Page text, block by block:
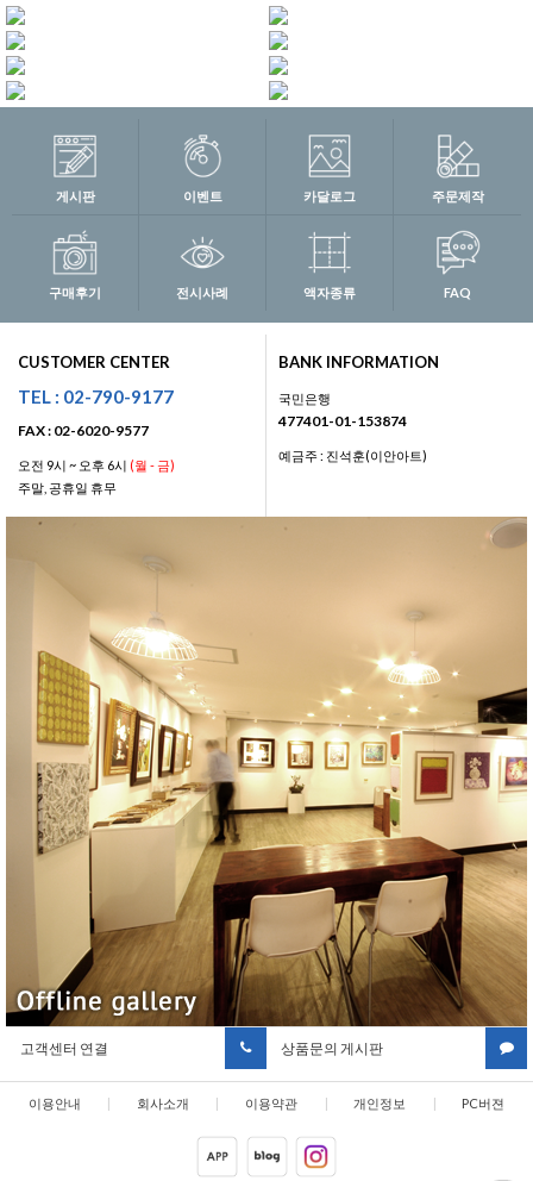
게시판 이벤트 카달로그 주문제작
구매후기 전시사례 액자종류 FAQ
CUSTOMER CENTER
TEL : 02-790-9177
FAX : 02-6020-9577
오전 9시 ~ 오후 6시 (월 - 금)
주말, 공휴일 휴무
BANK INFORMATION
국민은행
477401-01-153874
예금주 : 진석훈(이안아트)
고객센터 연결 상품문의 게시판
이용안내 | 회사소개 | 이용약관 | 개인정보 | PC버젼